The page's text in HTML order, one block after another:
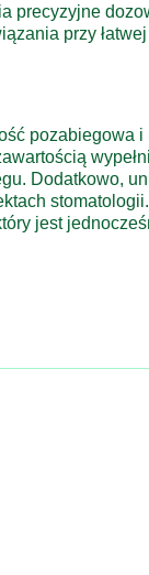
precyzyjne
przy
pozabiegowa
Dodatkowo,
jest